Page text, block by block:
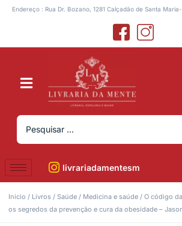
Endereço : Rua Dr. Bozano, 1281 Calçadão de Santa Maria-
livrariadamentesm
Início / Livros / Saúde / Medicina e saúde / O código
os segredos da prevenção e cura da obesidade –